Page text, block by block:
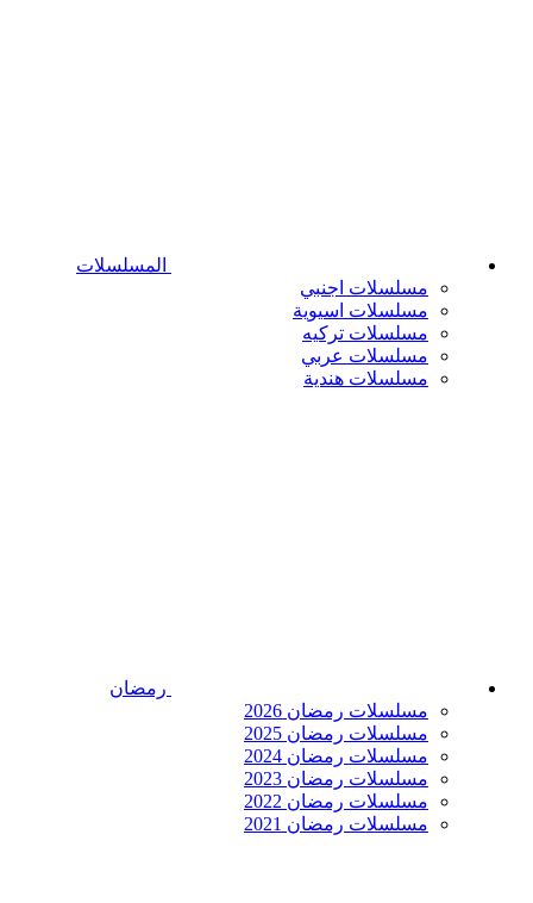
المسلسلات
مسلسلات اجنبي
مسلسلات اسيوية
مسلسلات تركيه
مسلسلات عربي
مسلسلات هندية
رمضان
مسلسلات رمضان 2026
مسلسلات رمضان 2025
مسلسلات رمضان 2024
مسلسلات رمضان 2023
مسلسلات رمضان 2022
مسلسلات رمضان 2021